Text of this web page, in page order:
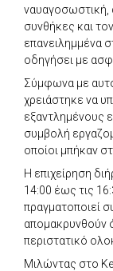
ναυαγοσωστική,
συνθήκες και
επανειλημμένα
οδηγήσει με
Σύμφωνα με
χρειάστηκε να
εξαντλημένους
συμβολή
οποίοι μπήκαν
Η επιχείρηση
14:00 έως τις
πραγματοποιεί
απομακρυνθούν
περιστατικό
Μιλώντας στο